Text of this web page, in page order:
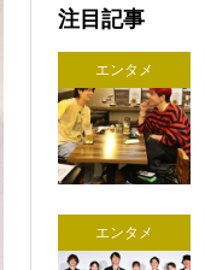
注目記事
エンタメ
エンタメ